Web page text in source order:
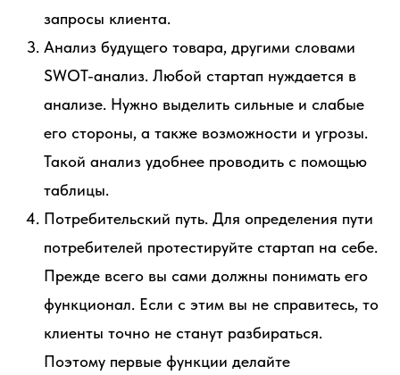
запросы клиента.
Анализ будущего товара, другими словами
SWOT-анализ. Любой стартап нуждается в
анализе. Нужно выделить сильные и слабые
его стороны, а также возможности и угрозы.
Такой анализ удобнее проводить с помощью
таблицы.
Потребительский путь. Для определения пути
потребителей протестируйте стартап на себе.
Прежде всего вы сами должны понимать его
функционал. Если с этим вы не справитесь, то
клиенты точно не станут разбираться.
Поэтому первые функции делайте